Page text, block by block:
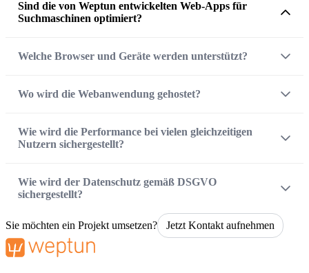
Sind die von Weptun entwickelten Web-Apps für
Suchmaschinen optimiert?
Welche Browser und Geräte werden unterstützt?
Wo wird die Webanwendung gehostet?
Wie wird die Performance bei vielen gleichzeitigen
Nutzern sichergestellt?
Wie wird der Datenschutz gemäß DSGVO
sichergestellt?
Sie möchten ein Projekt umsetzen? Jetzt Kontakt aufnehmen